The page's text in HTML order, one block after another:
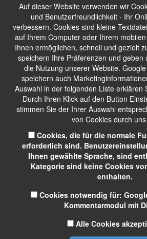
Auf dieser Website verwenden wir
und Benutzerfreundlichkeit - Ihr
verbessern. Cookies sind kleine
auf Ihrem Computer oder Ihrem
Ihnen ermöglichen, schnell und gezielt
speichern Ihre Präferenzen und geben
die Nutzung unserer Website.
speichern auch
Auswahl in der folgenden Liste erklären
Durch Ihren Klick auf den Button
stimmen Sie der Ihrer Auswahl
von Cookies durch
Cookies, die für die normale
erforderlich sind.
Ihnen gewählte Sprache, sind
Kategorie sind keine Cookies
enthalten.
Cookies notwendig für:
Kommentarmodul mit
Alle Cookies